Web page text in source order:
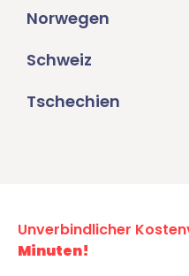
Norwegen
Schweiz
Tschechien
Unverbindlicher
Minuten!